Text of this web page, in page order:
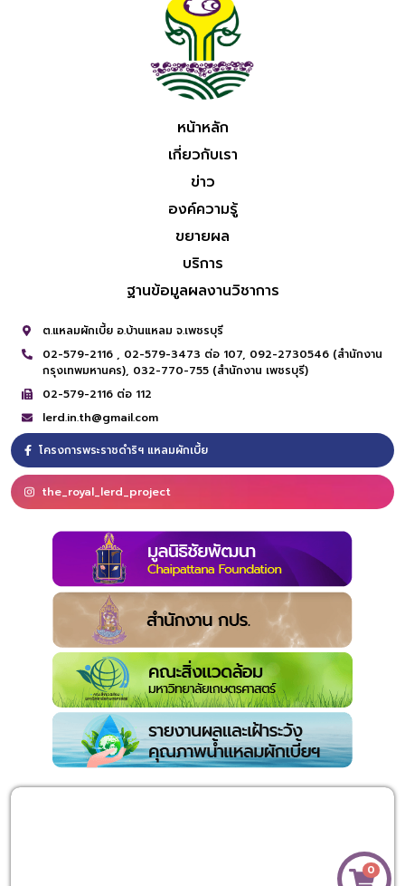
0
หน้าหลัก
เกี่ยวกับเรา
ข่าว
องค์ความรู้
ขยายผล
บริการ
ฐานข้อมูลผลงานวิชาการ
ต.แหลมผักเบี้ย อ.บ้านแหลม จ.เพชรบุรี
02-579-2116 , 02-579-3473 ต่อ 107, 092-2730546 (สำนักงาน
กรุงเทพมหานคร), 032-770-755 (สำนักงาน เพชรบุรี)
02-579-2116 ต่อ 112
lerd.in.th@gmail.com
โครงการพระราชดำริฯ แหลมผักเบี้ย
the_royal_lerd_project